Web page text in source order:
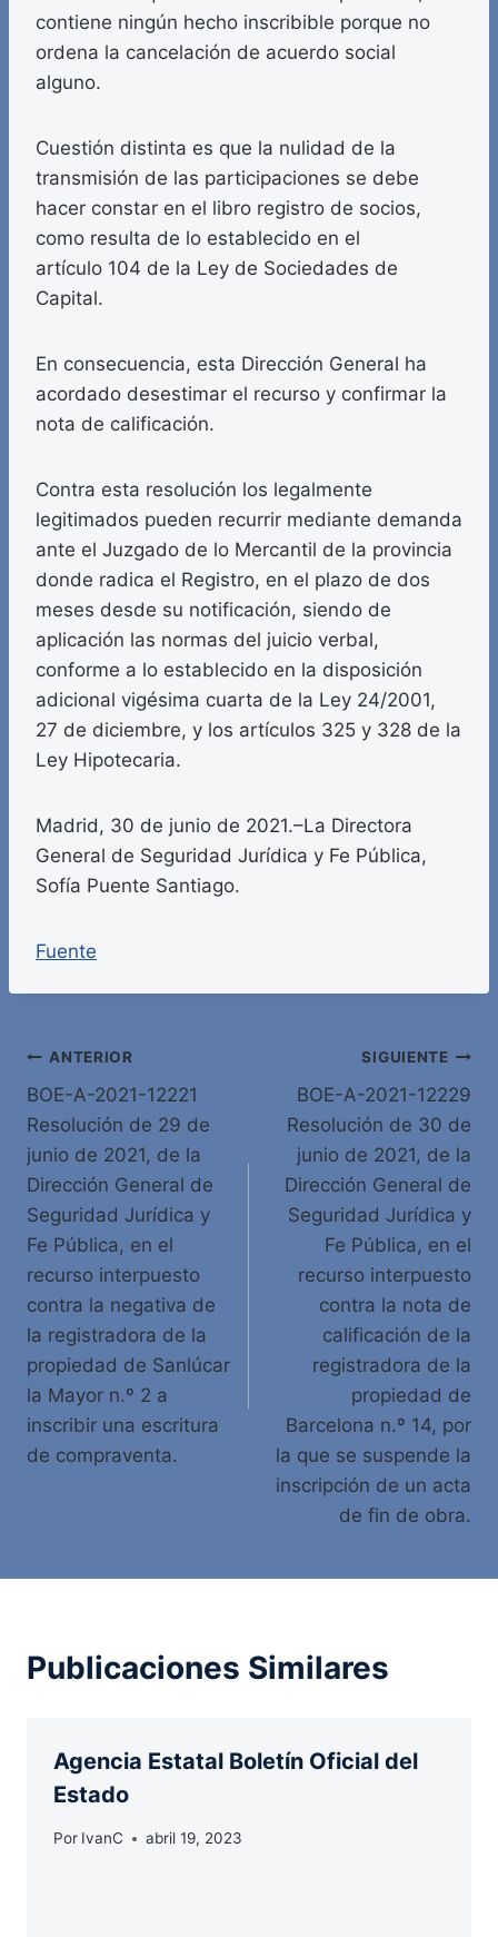
contiene ningún hecho inscribible porque no
ordena la cancelación de acuerdo social
alguno.
Cuestión distinta es que la nulidad de la
transmisión de las participaciones se debe
hacer constar en el libro registro de socios,
como resulta de lo establecido en el
artículo 104 de la Ley de Sociedades de
Capital.
En consecuencia, esta Dirección General ha
acordado desestimar el recurso y confirmar la
nota de calificación.
Contra esta resolución los legalmente
legitimados pueden recurrir mediante demanda
ante el Juzgado de lo Mercantil de la provincia
donde radica el Registro, en el plazo de dos
meses desde su notificación, siendo de
aplicación las normas del juicio verbal,
conforme a lo establecido en la disposición
adicional vigésima cuarta de la Ley 24/2001,
27 de diciembre, y los artículos 325 y 328 de la
Ley Hipotecaria.
Madrid, 30 de junio de 2021.–La Directora
General de Seguridad Jurídica y Fe Pública,
Sofía Puente Santiago.
Fuente
Navegación
de
entradas
ANTERIOR
BOE-A-2021-12221
Resolución de 29 de
junio de 2021, de la
Dirección General de
Seguridad Jurídica y
Fe Pública, en el
recurso interpuesto
contra la negativa de
la registradora de la
propiedad de Sanlúcar
la Mayor n.º 2 a
inscribir una escritura
de compraventa.
SIGUIENTE
BOE-A-2021-12229
Resolución de 30 de
junio de 2021, de la
Dirección General de
Seguridad Jurídica y
Fe Pública, en el
recurso interpuesto
contra la nota de
calificación de la
registradora de la
propiedad de
Barcelona n.º 14, por
la que se suspende la
inscripción de un acta
de fin de obra.
Publicaciones Similares
Agencia Estatal Boletín Oficial del
Estado
Por IvanC abril 19, 2023